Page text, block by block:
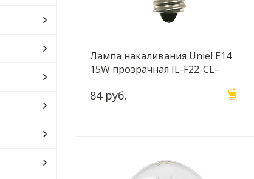
Лампа накаливания Uniel E14
15W прозрачная IL-F22-CL-
84 руб.